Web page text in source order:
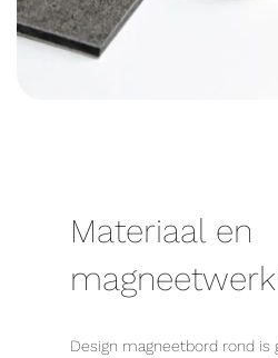
Materiaal en
Design magneetbord rond is